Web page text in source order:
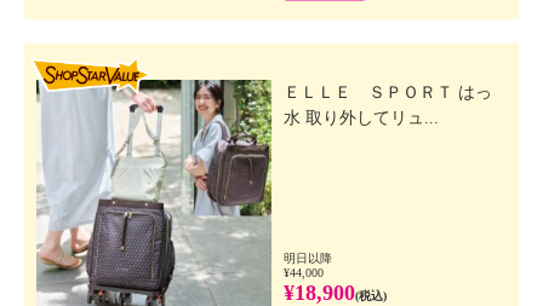
ＥＬＬＥ ＳＰＯＲＴ はっ
水 取り外してリュ...
明日以降
¥44,000
¥18,900(税込)